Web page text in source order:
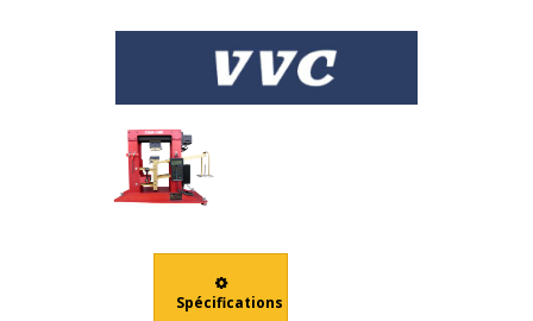
RÉSISTANCE À LA COUPURE -
Spécifications